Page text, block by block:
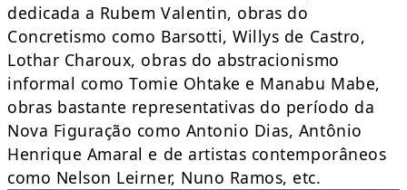
dedicada a Rubem Valentin, obras do
Concretismo como Barsotti, Willys de Castro,
Lothar Charoux, obras do abstracionismo
informal como Tomie Ohtake e Manabu Mabe,
obras bastante representativas do período da
Nova Figuração como Antonio Dias, Antônio
Henrique Amaral e de artistas contemporâneos
como Nelson Leirner, Nuno Ramos, etc.